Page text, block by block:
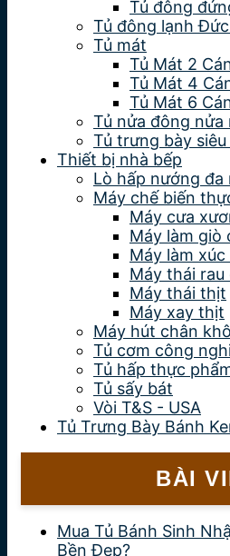
Tủ đông
Tủ đông lạnh
Tủ mát
Tủ Mát 2
Tủ Mát 4
Tủ Mát 6
Tủ nửa đông nửa
Tủ trưng bày
Thiết bị nhà bếp
Lò hấp nướng đa
Máy chế biến
Máy cưa
Máy làm giò
Máy làm xúc
Máy thái rau
Máy thái thịt
Máy xay thịt
Máy hút chân
Tủ cơm công
Tủ hấp thực
Tủ sấy bát
Vòi T&S - USA
Tủ Trưng Bày Bánh
BÀI
Mua Tủ Bánh Sinh
Bền Đẹp?